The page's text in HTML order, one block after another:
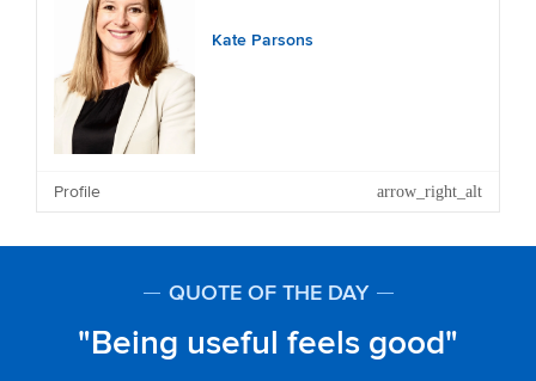
Kate Parsons
Profile
QUOTE OF THE DAY
Being useful feels good